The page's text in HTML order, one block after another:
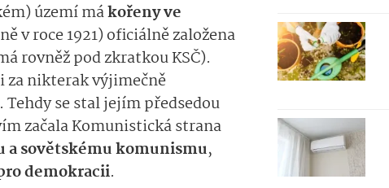
území mákořeny ve
v roce 1921) oficiálně založena
rovněž pod zkratkou KSČ).
nikterak výjimečně
Tehdy se stal jejím předsedou
začala Komunistická strana
a sovětskému komunismu,
demokracii.